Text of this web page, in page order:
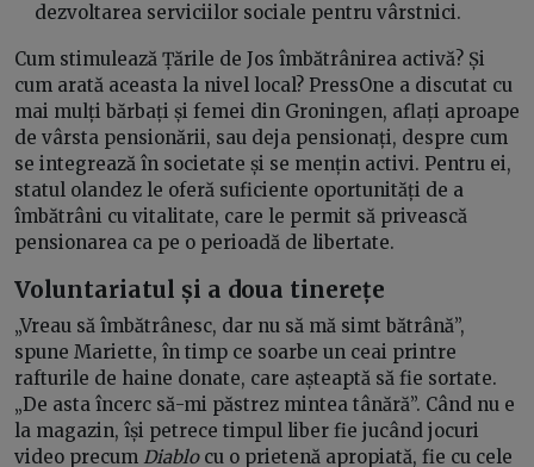
dezvoltarea serviciilor sociale pentru vârstnici.
Cum stimulează Țările de Jos îmbătrânirea activă? Și
cum arată aceasta la nivel local? PressOne a discutat cu
mai mulți bărbați și femei din Groningen, aflați aproape
de vârsta pensionării, sau deja pensionați, despre cum
se integrează în societate și se mențin activi. Pentru ei,
statul olandez le oferă suficiente oportunități de a
îmbătrâni cu vitalitate, care le permit să privească
pensionarea ca pe o perioadă de libertate.
Voluntariatul și a doua tinerețe
„Vreau să îmbătrânesc, dar nu să mă simt bătrână”,
spune Mariette, în timp ce soarbe un ceai printre
rafturile de haine donate, care așteaptă să fie sortate.
„De asta încerc să-mi păstrez mintea tânără”. Când nu e
la magazin, își petrece timpul liber fie jucând jocuri
video precum Diablocu o prietenă apropiată, fie cu cele